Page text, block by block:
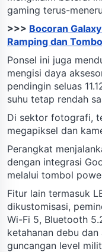
gaming terus-
>>> Bocoran
Ramping dan
Ponsel ini juga
mengisi daya
pendingin seluas
suhu tetap rendah
Di sektor fotografi,
megapiksel dan
Perangkat
dengan integrasi
melalui tombol
Fitur lain termasuk
dikustomisasi,
Wi-Fi 5, Bluetooth
ketahanan debu
guncangan level